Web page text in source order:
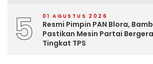
5 01 AGUSTUS 2026
Resmi Pimpin PAN Blora,
Pastikan Mesin Partai
Tingkat TPS